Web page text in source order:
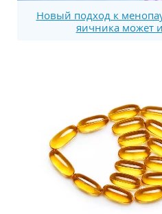
Новый подход к
яичника может